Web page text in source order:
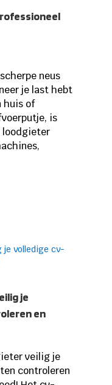
neus
je last hebt
huis of
is
loodgieter
je
en
veilig je
controleren